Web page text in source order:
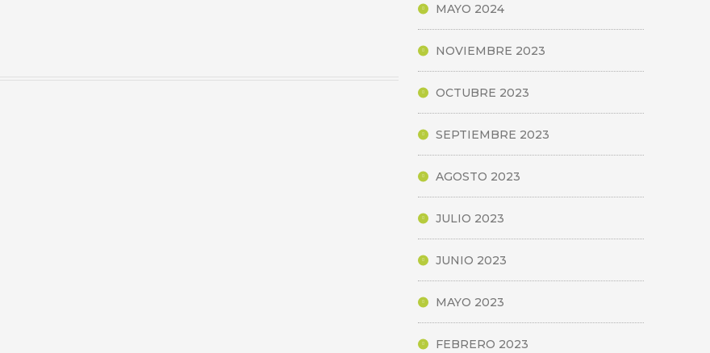
MAYO 2024
NOVIEMBRE 2023
OCTUBRE 2023
SEPTIEMBRE 2023
AGOSTO 2023
JULIO 2023
JUNIO 2023
MAYO 2023
FEBRERO 2023